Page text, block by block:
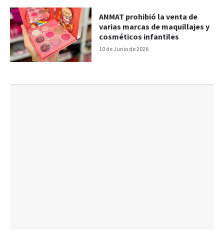
10 de Junio de 2026
ANMAT prohibió la venta de
varias marcas de maquillajes y
cosméticos infantiles